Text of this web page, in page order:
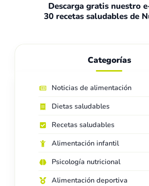
Descarga gratis nuestro
30 recetas saludables de
Categorías
Noticias de alimentación
Dietas saludables
Recetas saludables
Alimentación infantil
Psicología nutricional
Alimentación deportiva